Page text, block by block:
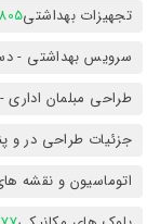
تجهیزات بهداشتی805 عدد
سرویس بهداشتی -
طراحی مبلمان اداری -
جزئیات طراحی در و
اتوماسیون و نقشه